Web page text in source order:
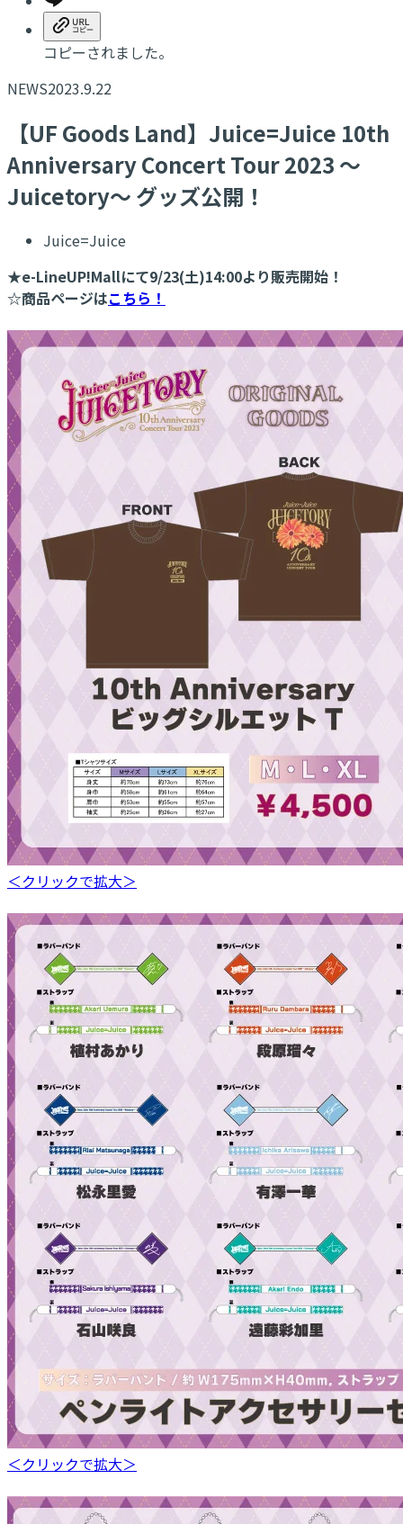
コピーされました。
NEWS2023.9.22
【UF Goods Land】Juice=Juice 10th
Anniversary Concert Tour 2023 ～
Juicetory～ グッズ公開！
Juice=Juice
★e-LineUP!Mallにて9/23(土)14:00より販売開始！
☆商品ページはこちら！
＜クリックで拡大＞
＜クリックで拡大＞